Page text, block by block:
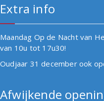
Extra info
Maandag Op de Nacht van
van 10u tot 17u30!
Oudjaar 31 december ook
Afwijkende